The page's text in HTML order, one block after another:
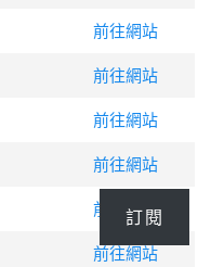
前往網站
前往網站
前往網站
前往網站
前往網站
前往網站
訂閱